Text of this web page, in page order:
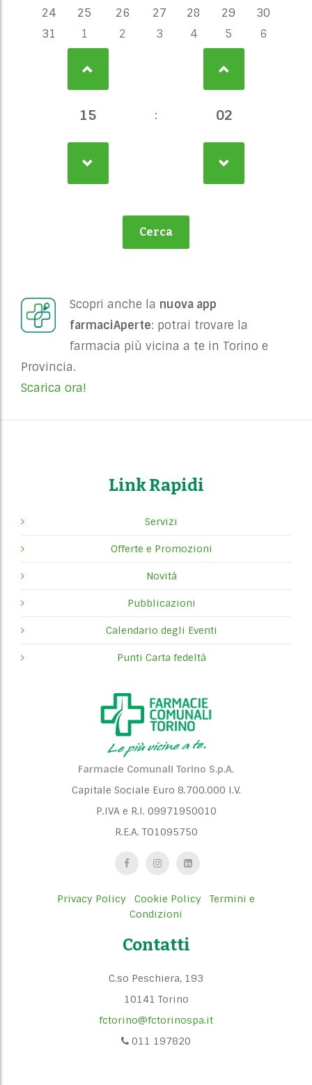
24
25 26 27 28 29
30
31
1 2 3 4 5 6
15 : 02
Scopri anche la nuova app
farmaciAperte: potrai trovare la
farmacia più vicina a te in Torino e
Provincia.
Scarica ora!
Link Rapidi
Servizi
Offerte e Promozioni
Novità
Pubblicazioni
Calendario degli Eventi
Punti Carta fedeltà
Farmacie Comunali Torino S.p.A.
Capitale Sociale Euro 8.700.000 I.V.
P.IVA e R.I. 09971950010
R.E.A. TO1095750
Privacy Policy Cookie Policy
Termini e
Condizioni
Contatti
C.so Peschiera, 193
10141 Torino
fctorino@fctorinospa.it
011 197820